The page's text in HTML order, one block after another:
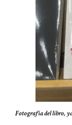
Fotografía del libro,